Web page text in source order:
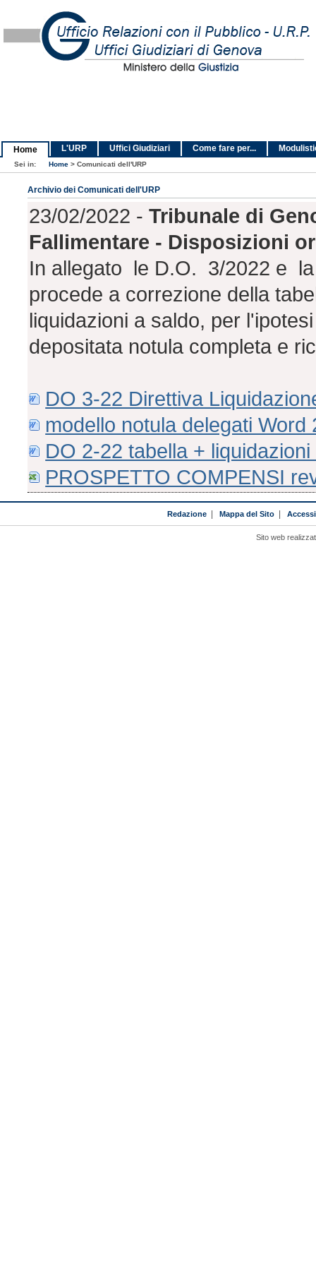
Home L'URP Uffici Giudiziari Come fare per...
Sei in: Home > Comunicati dell'URP
Archivio dei Comunicati dell'URP
23/02/2022 -Tribunale di
Fallimentare - Disposizioni
In allegato le D.O. 3/2022 e
procede a correzione della
liquidazioni a saldo, per
depositata notula completa e
DO 3-22 Direttiva
modello notula delegati Word
DO 2-22 tabella +
PROSPETTO COMPENSI
Redazione| Mappa del Sito|
Sito web